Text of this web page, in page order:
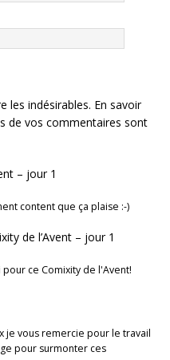
les indésirables. En savoir
de vos commentaires sont
– jour 1
content que ça plaise :-)
de l’Avent – jour 1
ce Comixity de l'Avent!
je vous remercie pour le travail
pour surmonter ces